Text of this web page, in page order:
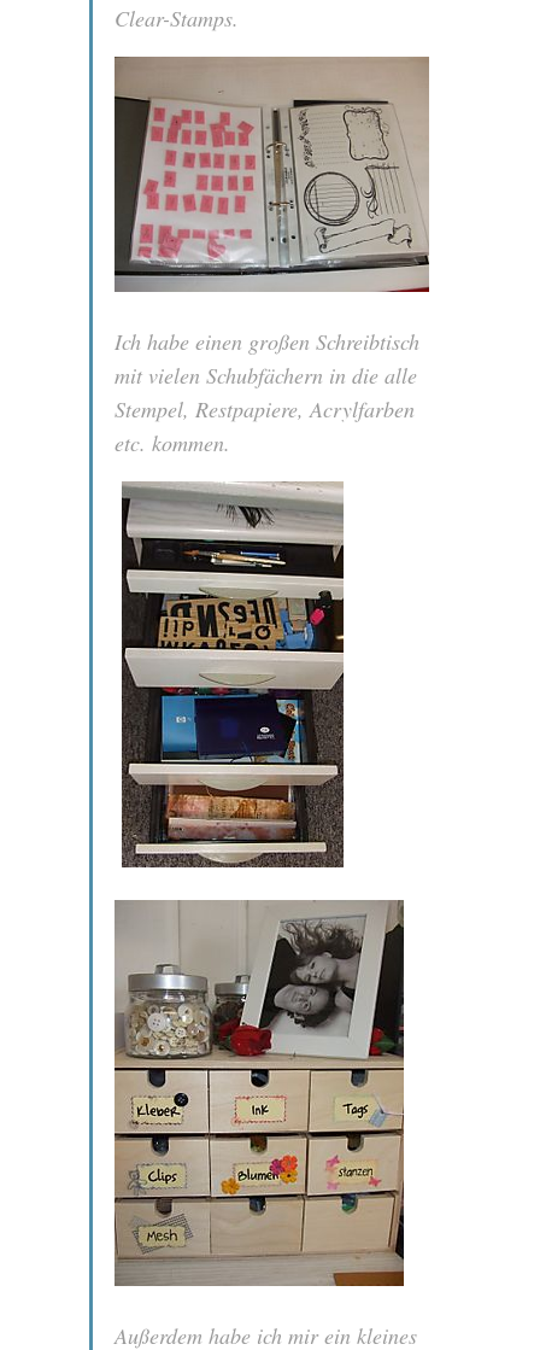
Clear-Stamps.
Ich habe einen großen Schreibtisch
mit vielen Schubfächern in die alle
Stempel, Restpapiere, Acrylfarben
etc. kommen.
Außerdem habe ich mir ein kleines